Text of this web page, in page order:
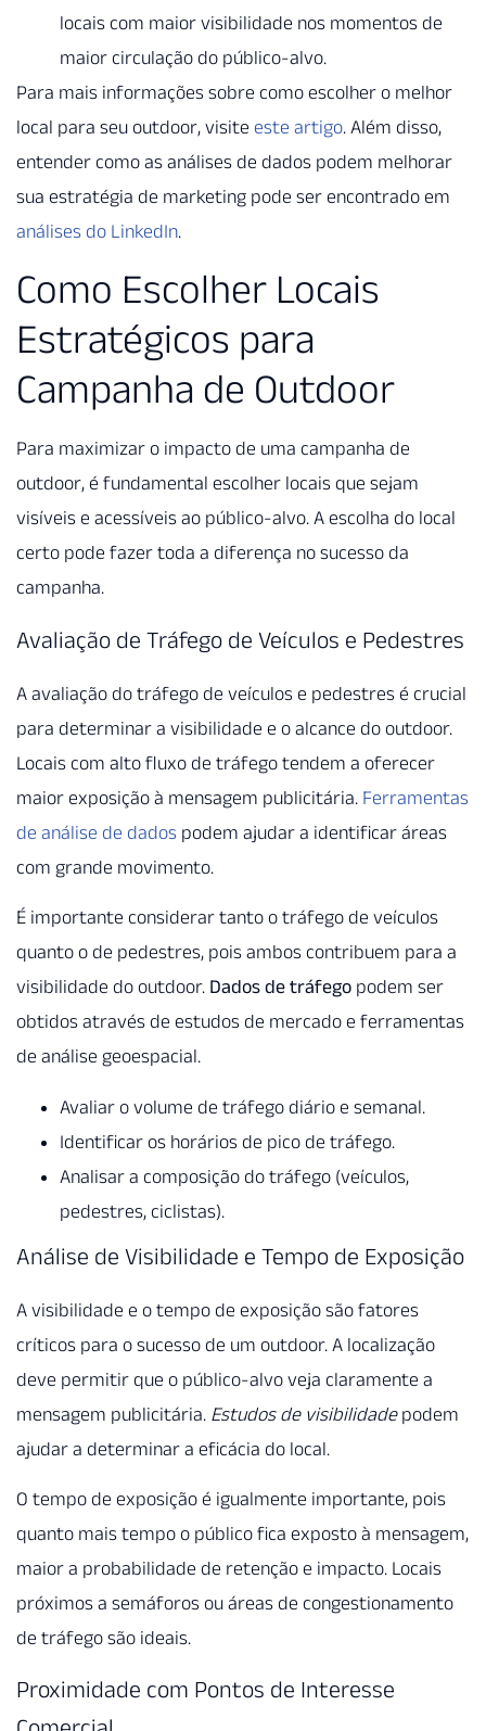
locais com maior visibilidade nos momentos de
maior circulação do público-alvo.
Para mais informações sobre como escolher o melhor
local para seu outdoor, visite este artigo. Além disso,
entender como as análises de dados podem melhorar
sua estratégia de marketing pode ser encontrado em
análises do LinkedIn.
Como Escolher Locais
Estratégicos para
Campanha de Outdoor
Para maximizar o impacto de uma campanha de
outdoor, é fundamental escolher locais que sejam
visíveis e acessíveis ao público-alvo. A escolha do local
certo pode fazer toda a diferença no sucesso da
campanha.
Avaliação de Tráfego de Veículos e Pedestres
A avaliação do tráfego de veículos e pedestres é crucial
para determinar a visibilidade e o alcance do outdoor.
Locais com alto fluxo de tráfego tendem a oferecer
maior exposição à mensagem publicitária. Ferramentas
de análise de dados podem ajudar a identificar áreas
com grande movimento.
É importante considerar tanto o tráfego de veículos
quanto o de pedestres, pois ambos contribuem para a
visibilidade do outdoor. Dados de tráfego podem ser
obtidos através de estudos de mercado e ferramentas
de análise geoespacial.
Avaliar o volume de tráfego diário e semanal.
Identificar os horários de pico de tráfego.
Analisar a composição do tráfego (veículos,
pedestres, ciclistas).
Análise de Visibilidade e Tempo de Exposição
A visibilidade e o tempo de exposição são fatores
críticos para o sucesso de um outdoor. A localização
deve permitir que o público-alvo veja claramente a
mensagem publicitária. Estudos de visibilidadepodem
ajudar a determinar a eficácia do local.
O tempo de exposição é igualmente importante, pois
quanto mais tempo o público fica exposto à mensagem,
maior a probabilidade de retenção e impacto. Locais
próximos a semáforos ou áreas de congestionamento
de tráfego são ideais.
Proximidade com Pontos de Interesse